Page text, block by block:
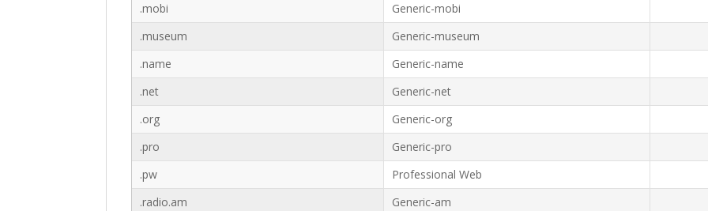
.mobi
Generic-mobi
.museum
Generic-museum
.name
Generic-name
.net
Generic-net
.org
Generic-org
.pro
Generic-pro
.pw
Professional Web
.radio.am
Generic-am